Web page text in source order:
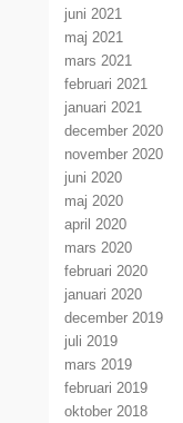
juni 2021
maj 2021
mars 2021
februari 2021
januari 2021
december 2020
november 2020
juni 2020
maj 2020
april 2020
mars 2020
februari 2020
januari 2020
december 2019
juli 2019
mars 2019
februari 2019
oktober 2018